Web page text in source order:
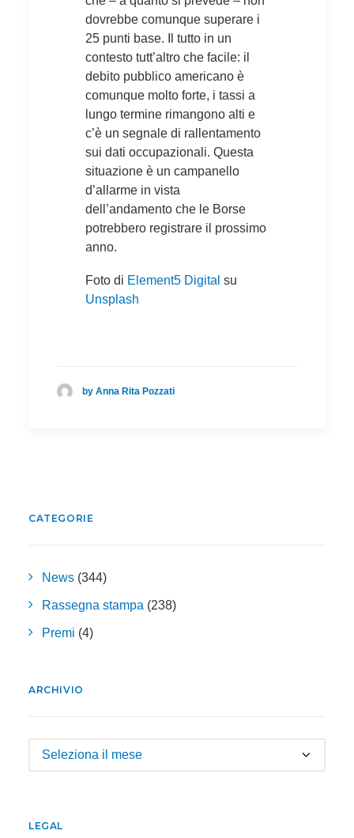
dovrebbe comunque superare i
25 punti base. Il tutto in un
contesto tutt’altro che facile: il
debito pubblico americano è
comunque molto forte, i tassi a
lungo termine rimangono alti e
c’è un segnale di rallentamento
sui dati occupazionali. Questa
situazione è un campanello
d’allarme in vista
dell’andamento che le Borse
potrebbero registrare il prossimo
anno.
Foto di Element5 Digital su
Unsplash
by Anna Rita Pozzati
CATEGORIE
News (344)
Rassegna stampa (238)
Premi (4)
ARCHIVIO
Archivio
LEGAL